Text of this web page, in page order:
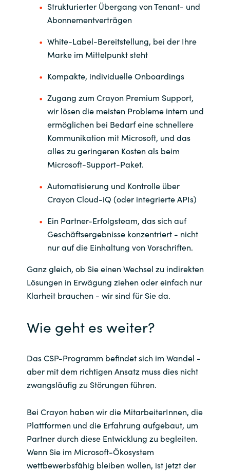
Strukturierter Übergang von Tenant- und
Abonnementverträgen
White-Label-Bereitstellung, bei der Ihre
Marke im Mittelpunkt steht
Kompakte, individuelle Onboardings
Zugang zum Crayon Premium Support,
wir lösen die meisten Probleme intern und
ermöglichen bei Bedarf eine schnellere
Kommunikation mit Microsoft, und das
alles zu geringeren Kosten als beim
Microsoft-Support-Paket.
Automatisierung und Kontrolle über
Crayon Cloud-iQ (oder integrierte APIs)
Ein Partner-Erfolgsteam, das sich auf
Geschäftsergebnisse konzentriert - nicht
nur auf die Einhaltung von Vorschriften.
Ganz gleich, ob Sie einen Wechsel zu indirekten
Lösungen in Erwägung ziehen oder einfach nur
Klarheit brauchen - wir sind für Sie da.
Wie geht es weiter?
Das CSP-Programm befindet sich im Wandel -
aber mit dem richtigen Ansatz muss dies nicht
zwangsläufig zu Störungen führen.
Bei Crayon haben wir die MitarbeiterInnen, die
Plattformen und die Erfahrung aufgebaut, um
Partner durch diese Entwicklung zu begleiten.
Wenn Sie im Microsoft-Ökosystem
wettbewerbsfähig bleiben wollen, ist jetzt der